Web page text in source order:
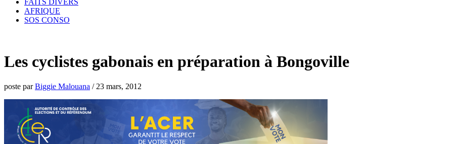
FAITS DIVERS
AFRIQUE
SOS CONSO
Les cyclistes gabonais en préparation à Bongoville
poste parBiggie Malouana / 23 mars, 2012